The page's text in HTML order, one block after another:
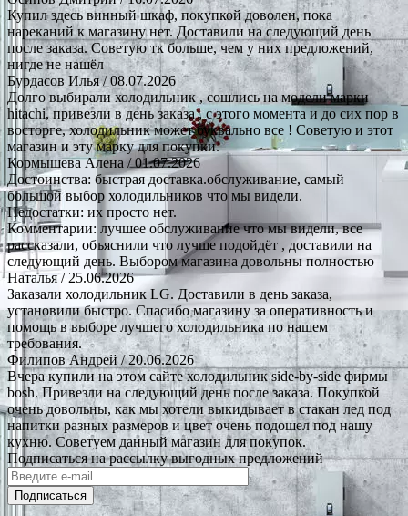
Купил здесь винный шкаф, покупкой доволен, пока
нареканий к магазину нет. Доставили на следующий день
после заказа. Советую тк больше, чем у них предложений,
нигде не нашёл
Бурдасов Илья/ 08.07.2026
Долго выбирали холодильник , сошлись на модели марки
hitachi, привезли в день заказа , с этого момента и до сих пор в
восторге, холодильник может буквально все ! Советую и этот
магазин и эту марку для покупки.
Кормышева Алена/ 01.07.2026
Достоинства: быстрая доставка.обслуживание, самый
большой выбор холодильников что мы видели.
Недостатки: их просто нет.
Комментарии: лучшее обслуживание что мы видели, все
рассказали, объяснили что лучше подойдёт , доставили на
следующий день. Выбором магазина довольны полностью
Наталья/ 25.06.2026
Заказали холодильник LG. Доставили в день заказа,
установили быстро. Спасибо магазину за оперативность и
помощь в выборе лучшего холодильника по нашем
требования.
Филипов Андрей / 20.06.2026
Вчера купили на этом сайте холодильник side-by-side фирмы
bosh. Привезли на следующий день после заказа. Покупкой
очень довольны, как мы хотели выкидывает в стакан лед под
напитки разных размеров и цвет очень подошел под нашу
кухню. Советуем данный магазин для покупок.
Подписаться на рассылку выгодных предложений
Подписаться